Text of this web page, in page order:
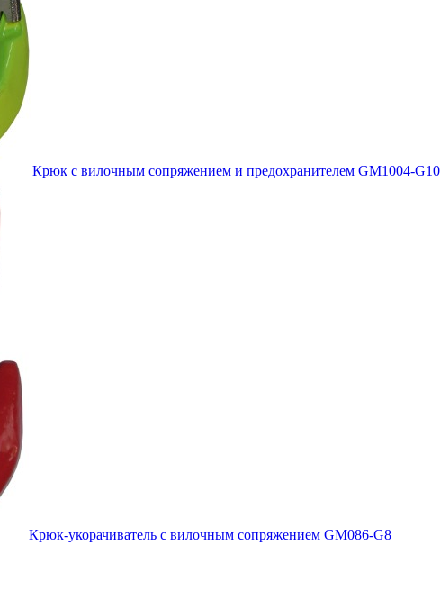
Крюк с вилочным сопряжением и предохранителем GM1004-G10
Крюк-укорачиватель с вилочным сопряжением GM086-G8